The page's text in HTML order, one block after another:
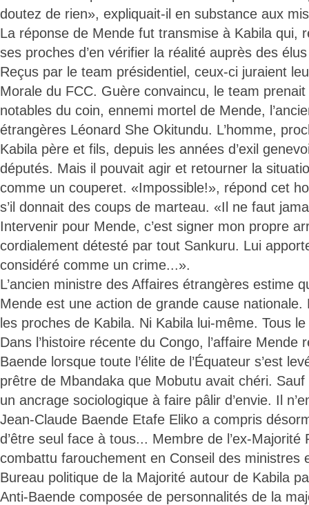
doutez de rien», expliquait-il en substance aux
La réponse de Mende fut transmise à Kabila qui,
ses proches d’en vérifier la réalité auprès des
Reçus par le team présidentiel, ceux-ci juraient
Morale du FCC. Guère convaincu, le team prenait
notables du coin, ennemi mortel de Mende,
étrangères Léonard She Okitundu. L’homme,
Kabila père et fils, depuis les années d’exil
députés. Mais il pouvait agir et retourner la
comme un couperet. «Impossible!», répond cet
s’il donnait des coups de marteau. «Il ne faut
Intervenir pour Mende, c’est signer mon propre
cordialement détesté par tout Sankuru. Lui
considéré comme un crime...».
L’ancien ministre des Affaires étrangères estime
Mende est une action de grande cause nationale.
les proches de Kabila. Ni Kabila lui-même. Tous
Dans l’histoire récente du Congo, l’affaire Mende
Baende lorsque toute l’élite de l’Équateur s’est
prêtre de Mbandaka que Mobutu avait chéri.
un ancrage sociologique à faire pâlir d’envie. Il
Jean-Claude Baende Etafe Eliko a compris
d’être seul face à tous... Membre de l’ex-Majorité
combattu farouchement en Conseil des ministres
Bureau politique de la Majorité autour de Kabila
Anti-Baende composée de personnalités de la